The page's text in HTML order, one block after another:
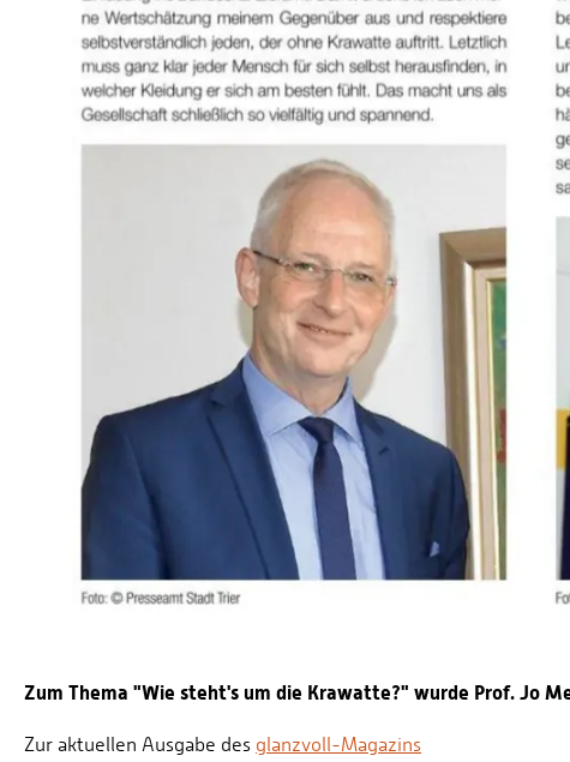
Zum Thema "Wie steht's um die Krawatte?" wurde Prof. Jo
Zur aktuellen Ausgabe des glanzvoll-Magazins